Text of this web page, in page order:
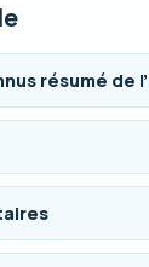
résumé de